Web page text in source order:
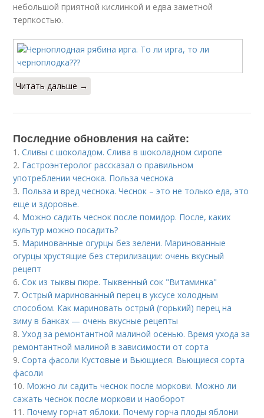
небольшой приятной кислинкой и едва заметной
терпкостью.
Читать дальше →
Последние обновления на сайте:
1.Сливы с шоколадом. Слива в шоколадном сиропе
2. Гастроэнтеролог рассказал о правильном
употреблении чеснока. Польза чеснока
3. Польза и вред чеснока. Чеснок – это не только еда, это
еще и здоровье.
4. Можно садить чеснок после помидор. После, каких
культур можно посадить?
5. Маринованные огурцы без зелени. Маринованные
огурцы хрустящие без стерилизации: очень вкусный
рецепт
6.Сок из тыквы пюре. Тыквенный сок "Витаминка"
7.Острый маринованный перец в уксусе холодным
способом. Как мариновать острый (горький) перец на
зиму в банках — очень вкусные рецепты
8.Уход за ремонтантной малиной осенью. Время ухода за
ремонтантной малиной в зависимости от сорта
9.Сорта фасоли Кустовые и Вьющиеся. Вьющиеся сорта
фасоли
10. Можно ли садить чеснок после моркови. Можно ли
сажать чеснок после моркови и наоборот
11. Почему горчат яблоки. Почему горча плоды яблони